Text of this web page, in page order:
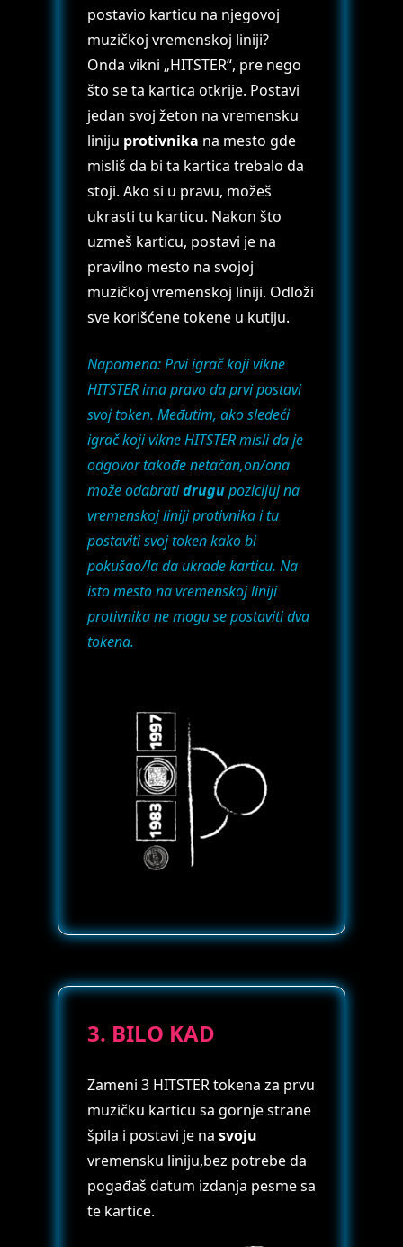
postavio karticu na njegovoj
muzičkoj vremenskoj liniji?
Onda vikni „HITSTER“, pre nego
što se ta kartica otkrije. Postavi
jedan svoj žeton na vremensku
liniju protivnika na mesto gde
misliš da bi ta kartica trebalo da
stoji. Ako si u pravu, možeš
ukrasti tu karticu. Nakon što
uzmeš karticu, postavi je na
pravilno mesto na svojoj
muzičkoj vremenskoj liniji. Odloži
sve korišćene tokene u kutiju.
Napomena: Prvi igrač koji vikne
HITSTER ima pravo da prvi postavi
svoj token. Međutim, ako sledeći
igrač koji vikne HITSTER misli da je
odgovor takođe netačan,on/ona
može odabratidrugupozicijuj na
vremenskoj liniji protivnika i tu
postaviti svoj token kako bi
pokušao/la da ukrade karticu. Na
isto mesto na vremenskoj liniji
protivnika ne mogu se postaviti dva
tokena.
3. BILO KAD
Zameni 3 HITSTER tokena za prvu
muzičku karticu sa gornje strane
špila i postavi je na svoju
vremensku liniju,bez potrebe da
pogađaš datum izdanja pesme sa
te kartice.